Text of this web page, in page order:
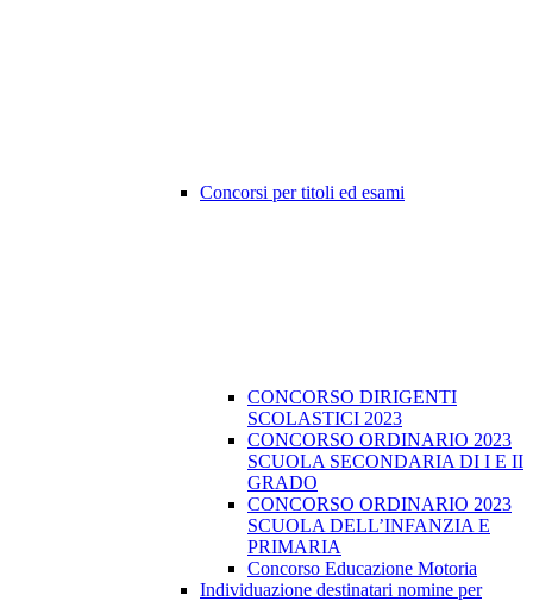
Concorsi per titoli ed esami
CONCORSO DIRIGENTI
SCOLASTICI 2023
CONCORSO ORDINARIO 2023
SCUOLA SECONDARIA DI I E II
GRADO
CONCORSO ORDINARIO 2023
SCUOLA DELL’INFANZIA E
PRIMARIA
Concorso Educazione Motoria
Individuazione destinatari nomine per